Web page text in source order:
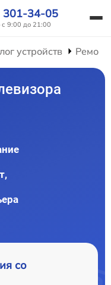
301-34-05
9:00 до 21:00
устройств Ремонт
со